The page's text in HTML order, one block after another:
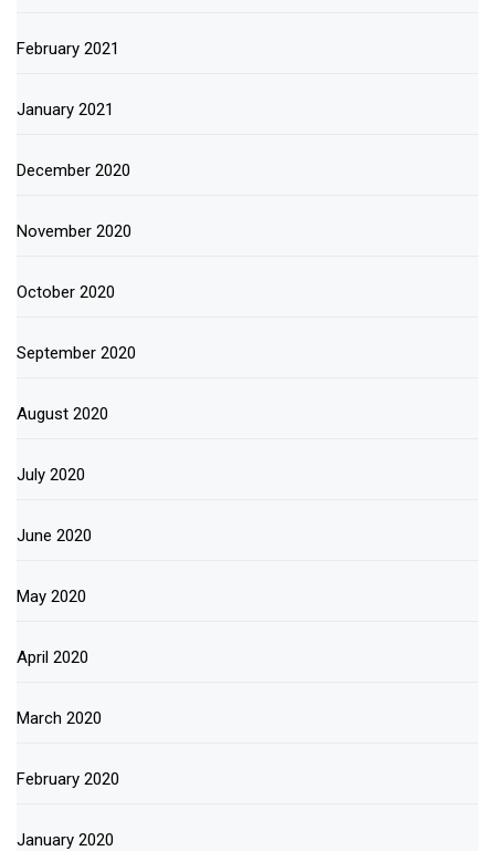
February 2021
January 2021
December 2020
November 2020
October 2020
September 2020
August 2020
July 2020
June 2020
May 2020
April 2020
March 2020
February 2020
January 2020